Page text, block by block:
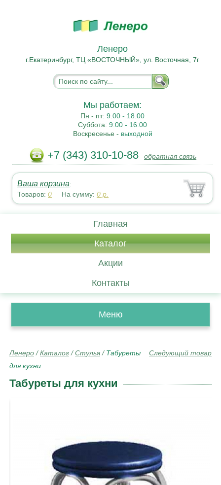
Ленеро
г.Екатеринбург, ТЦ «ВОСТОЧНЫЙ», ул. Восточная, 7г
Мы работаем:
Пн - пт:9.00 - 18.00
Суббота:9:00 - 16:00
Воскресенье - выходной
+7 (343) 310-10-88 обратная связь
Ваша корзина:
Товаров:0 На сумму:0 р.
Главная
Каталог
Акции
Контакты
Меню
Следующий товар
Ленеро /Каталог /Стулья / Табуреты
для кухни
Табуреты для кухни